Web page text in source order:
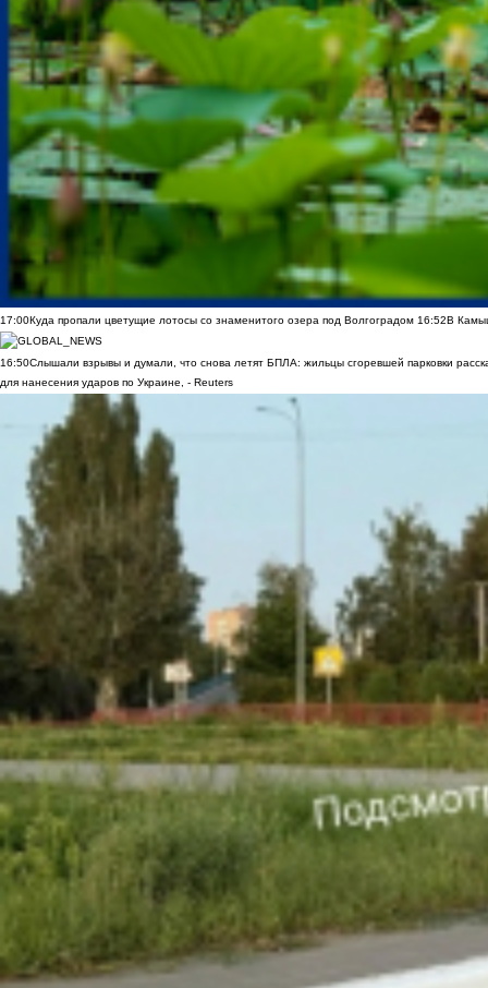
17:00Куда пропали цветущие лотосы со знаменитого озера под Волгоградом 16:52В
16:50Слышали взрывы и думали, что снова летят БПЛА: жильцы сгоревшей парковки
для нанесения ударов по Украине, - Reuters